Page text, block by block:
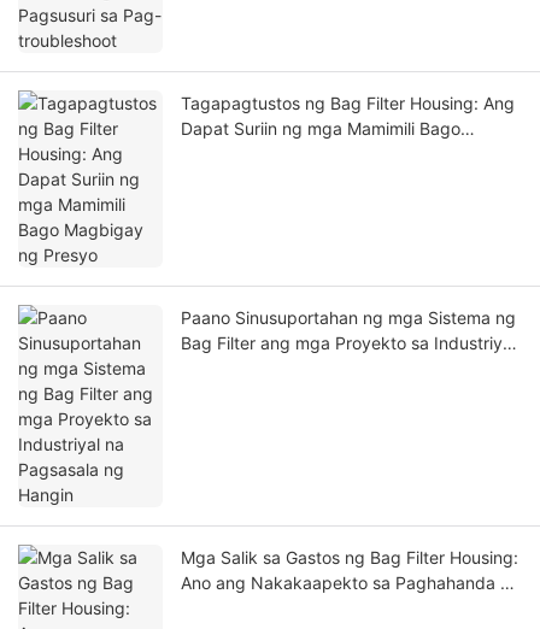
Tagapagtustos ng Bag Filter Housing: Ang
Dapat Suriin ng mga Mamimili Bago
Paano Sinusuportahan ng mga Sistema ng
Bag Filter ang mga Proyekto sa Industriyal
Mga Salik sa Gastos ng Bag Filter Housing:
Ano ang Nakakaapekto sa Paghahanda ng